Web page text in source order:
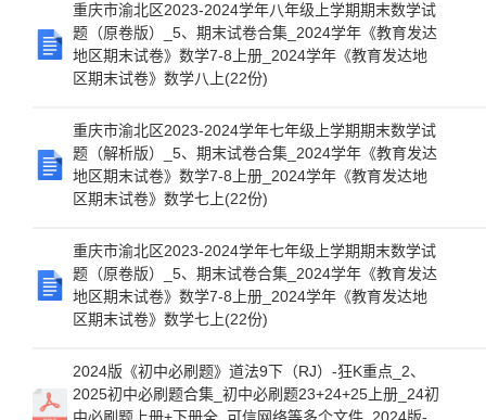
重庆市渝北区2023-2024学年八年级上学期期末数学试
题（原卷版）_5、期末试卷合集_2024学年《教育发达
地区期末试卷》数学7-8上册_2024学年《教育发达地
区期末试卷》数学八上(22份)
重庆市渝北区2023-2024学年七年级上学期期末数学试
题（解析版）_5、期末试卷合集_2024学年《教育发达
地区期末试卷》数学7-8上册_2024学年《教育发达地
区期末试卷》数学七上(22份)
重庆市渝北区2023-2024学年七年级上学期期末数学试
题（原卷版）_5、期末试卷合集_2024学年《教育发达
地区期末试卷》数学7-8上册_2024学年《教育发达地
区期末试卷》数学七上(22份)
2024版《初中必刷题》道法9下（RJ）-狂K重点_2、
2025初中必刷题合集_初中必刷题23+24+25上册_24初